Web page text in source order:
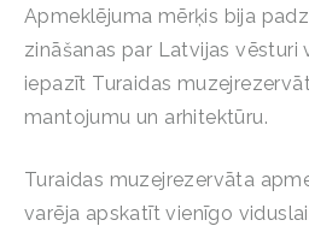
Apmeklējuma mērķis bija
zināšanas par Latvijas vēsturi
iepazīt Turaidas
mantojumu un arhitektūru.
Turaidas muzejrezervāta
varēja apskatīt vienīgo